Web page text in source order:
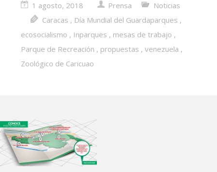
1 agosto, 2018
Prensa
Noticias
Caracas , Día Mundial del Guardaparques ,
ecosocialismo , Inparques , mesas de trabajo ,
Parque de Recreación , propuestas , venezuela ,
Zoológico de Caricuao